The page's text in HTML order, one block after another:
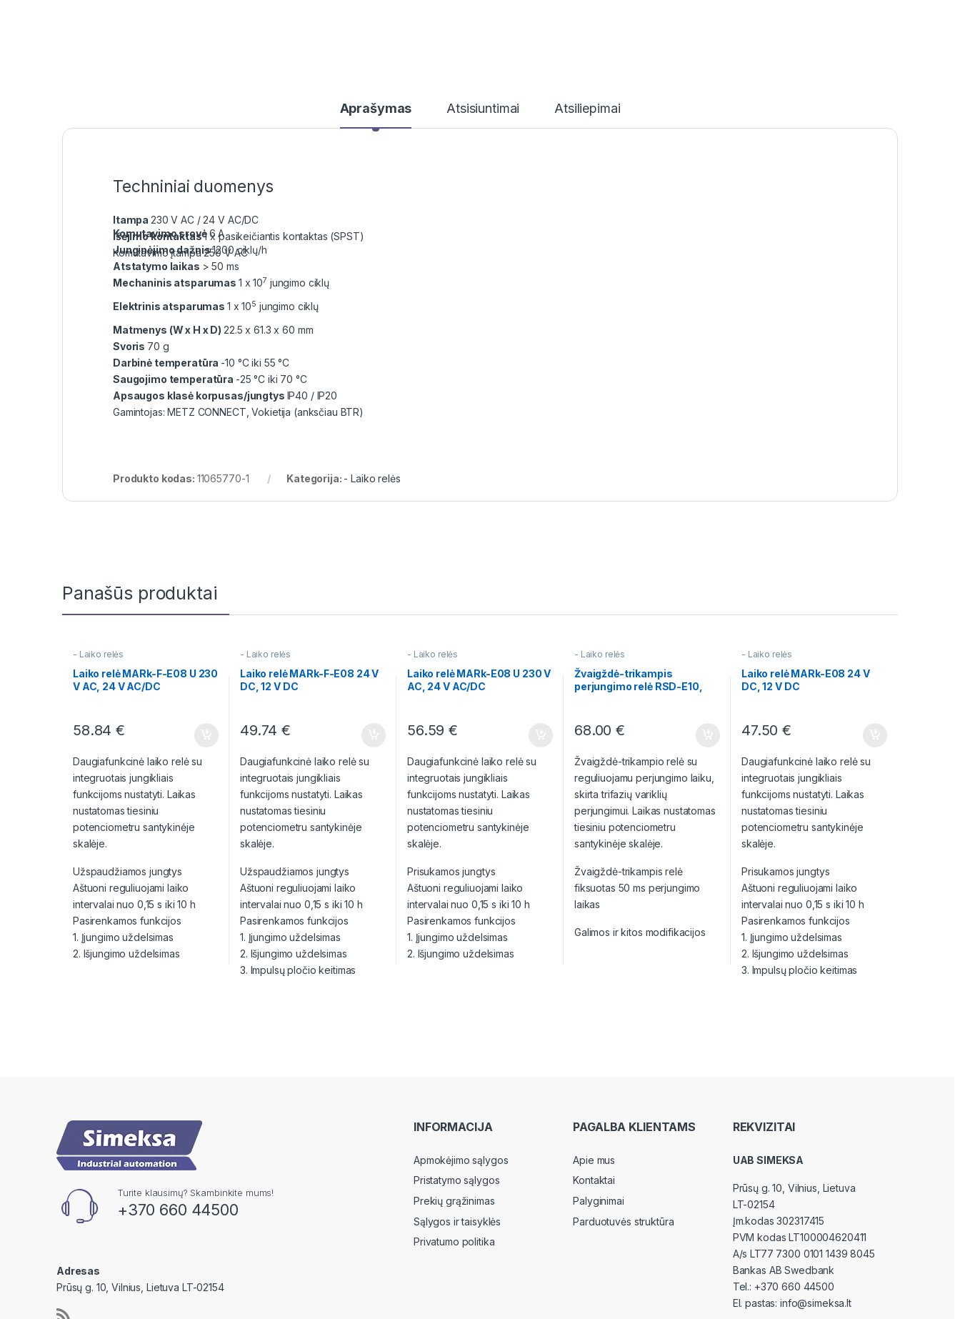
Aprašymas Atsisiuntimai Atsiliepimai
Techniniai duomenys
Itampa230 V AC / 24 V AC/DC
Išėjimo kontaktas1 x pasikeičiantis kontaktas (SPST)
Komutavimo įtampa 250 V AC
Komutavimo srovė6 A
Junginėjimo dažnis1200 ciklų/h
Atstatymo laikas > 50 ms
Mechaninis atsparumas 1 x 107 jungimo ciklų
Elektrinis atsparumas 1 x 105 jungimo ciklų
Matmenys (W x H x D)22.5 x 61.3 x 60 mm
Svoris 70 g
Darbinė temperatūra -10 °C iki 55 °C
Saugojimo temperatūra -25 °C iki 70 °C
Apsaugos klasė korpusas/jungtys IP40 / IP20
Gamintojas: METZ CONNECT, Vokietija (anksčiau BTR)
Produkto kodas: 11065770-1 Kategorija: - Laiko relės
Panašūs produktai
- Laiko relės
Laiko relė MARk-F-E08 U 230
V AC, 24 V AC/DC
58.84€
Daugiafunkcinė laiko relė su
integruotais jungikliais
funkcijoms nustatyti. Laikas
nustatomas tiesiniu
potenciometru santykinėje
skalėje.
Užspaudžiamos jungtys
Aštuoni reguliuojami laiko
intervalai nuo 0,15 s iki 10 h
Pasirenkamos funkcijos
1. Įjungimo uždelsimas
2. Išjungimo uždelsimas
- Laiko relės
Laiko relė MARk-F-E08 24 V
DC, 12 V DC
49.74€
Daugiafunkcinė laiko relė su
integruotais jungikliais
funkcijoms nustatyti. Laikas
nustatomas tiesiniu
potenciometru santykinėje
skalėje.
Užspaudžiamos jungtys
Aštuoni reguliuojami laiko
intervalai nuo 0,15 s iki 10 h
Pasirenkamos funkcijos
1. Įjungimo uždelsimas
2. Išjungimo uždelsimas
3. Impulsų pločio keitimas
- Laiko relės
Laiko relė MARk-E08 U 230 V
AC, 24 V AC/DC
56.59€
Daugiafunkcinė laiko relė su
integruotais jungikliais
funkcijoms nustatyti. Laikas
nustatomas tiesiniu
potenciometru santykinėje
skalėje.
Prisukamos jungtys
Aštuoni reguliuojami laiko
intervalai nuo 0,15 s iki 10 h
Pasirenkamos funkcijos
1. Įjungimo uždelsimas
2. Išjungimo uždelsimas
- Laiko relės
Žvaigždė-trikampis
perjungimo relė RSD-E10,
68.00€
Žvaigždė-trikampio relė su
reguliuojamu perjungimo laiku,
skirta trifazių variklių
perjungimui. Laikas nustatomas
tiesiniu potenciometru
santykinėje skalėje.
Žvaigždė-trikampis relė
fiksuotas 50 ms perjungimo
laikas
Galimos ir kitos modifikacijos
- Laiko relės
Laiko relė MARk-E08 24 V
DC, 12 V DC
47.50€
Daugiafunkcinė laiko relė su
integruotais jungikliais
funkcijoms nustatyti. Laikas
nustatomas tiesiniu
potenciometru santykinėje
skalėje.
Prisukamos jungtys
Aštuoni reguliuojami laiko
intervalai nuo 0,15 s iki 10 h
Pasirenkamos funkcijos
1. Įjungimo uždelsimas
2. Išjungimo uždelsimas
3. Impulsų pločio keitimas
Turite klausimų? Skambinkite mums!
+370 660 44500
Adresas
Prūsų g. 10, Vilnius, Lietuva LT-02154
INFORMACIJA
Apmokėjimo sąlygos
Pristatymo sąlygos
Prekių grąžinimas
Sąlygos ir taisyklės
Privatumo politika
PAGALBA KLIENTAMS
Apie mus
Kontaktai
Palyginimai
Parduotuvės struktūra
REKVIZITAI
UAB SIMEKSA
Prūsų g. 10, Vilnius , Lietuva
LT-02154
Įm.kodas 302317415
PVM kodas LT100004620411
A/s LT77 7300 0101 1439 8045
Bankas AB Swedbank
Tel.: +370 660 44500
El. pastas: info@simeksa.lt